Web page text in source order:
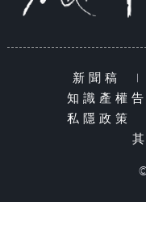
新聞稿 |
知識產權
私隱政策